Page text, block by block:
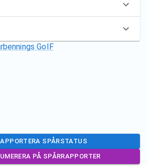
GoIF
SPÅRSTATUS
PÅ SPÅRRAPPORTER